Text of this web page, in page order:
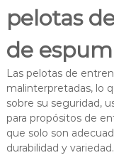
pelotas
de
Las pelotas de
malinterpretadas, lo
sobre su seguridad,
para propósitos de
que solo son
durabilidad y variedad.